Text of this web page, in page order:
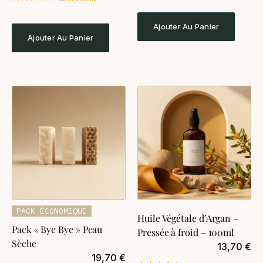
basé sur
notations
clientAjouter Au Panier
basé sur
notations
clientAjouter Au Panier
PACK ÉCONOMIQUE
Pack « Bye Bye » Peau
Sèche
19,70 €
Huile Végétale d’Argan –
Pressée à froid – 100ml
13,70 €